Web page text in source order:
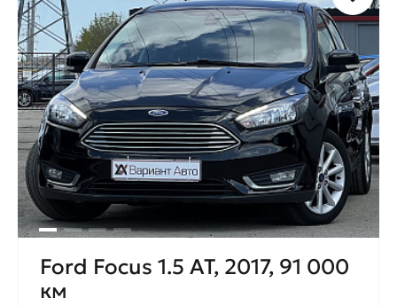
комфортного ежемесячного
платежа.
Ford Focus 1.5 AT, 2017, 91 000
км